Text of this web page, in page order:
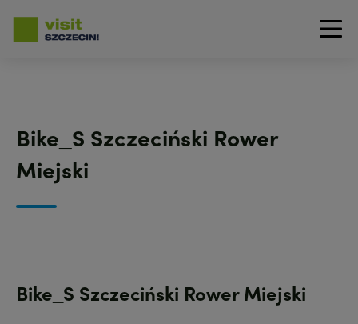
Bike_S Szczeciński Rower
Miejski
Bike_S Szczeciński Rower Miejski